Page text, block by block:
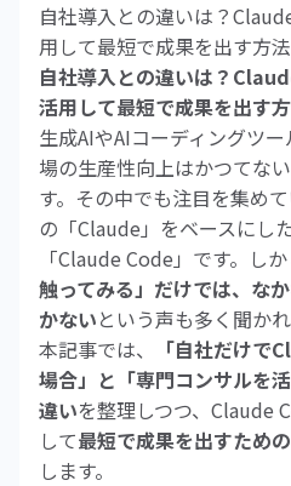
自社導入との違いは？
用して最短で成果を出す方法
自社導入との違いは？
活用して最短で成果を出す
生成AIやAIコーディングツ
場の生産性向上はかつてな
す。その中でも注目を集め
の「Claude」をベースにし
「Claude Code」です。しか
触ってみる」だけでは、な
かないという声も多く聞かれ
本記事では、
「自社だけで
場合」と「専門コンサルを
違いを整理しつつ、Claude
して最短で成果を出すため
します。